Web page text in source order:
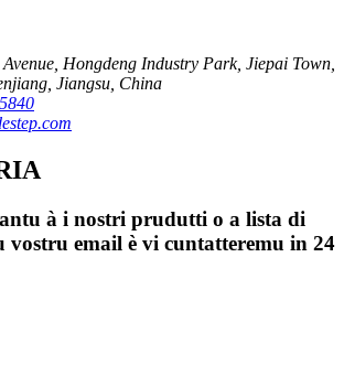
Hongdeng Industry Park, Jiepai Town,
Jiangsu, China
à i nostri prudutti o a lista di
vostru email è vi cuntatteremu in 24